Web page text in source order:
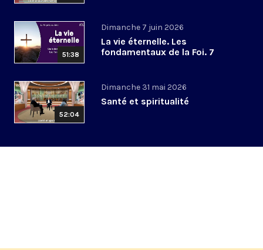
51:38
Dimanche 7 juin 2026
La vie éternelle. Les
fondamentaux de la Foi. 7
52:04
Dimanche 31 mai 2026
Santé et spiritualité